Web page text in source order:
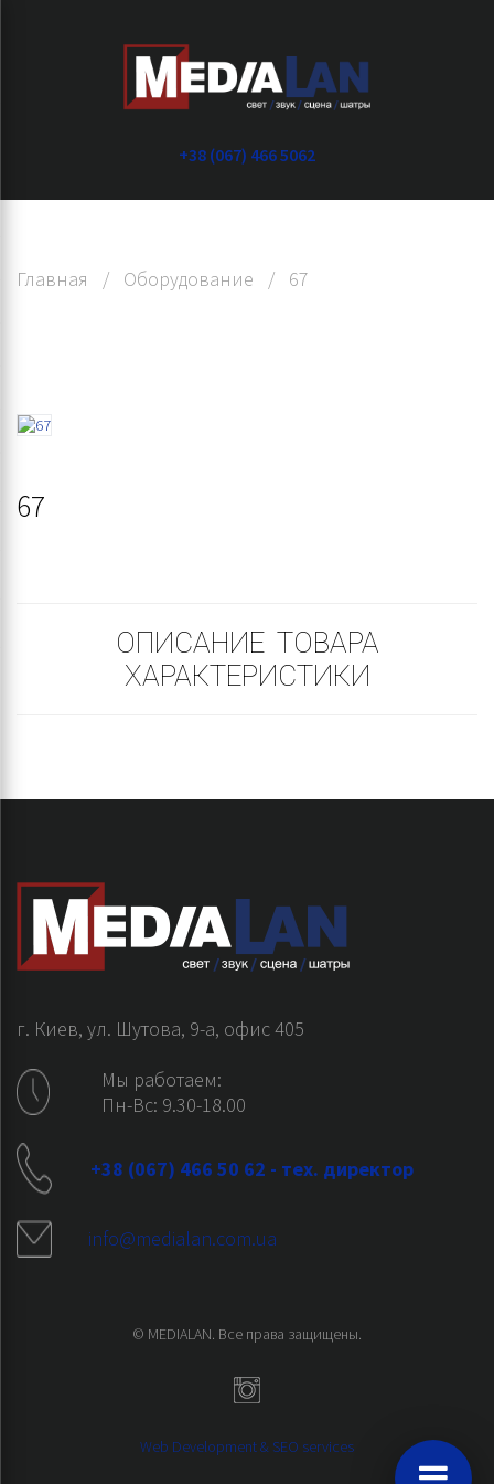
+38 (067) 466 5062
Главная / Оборудование / 67
67
ОПИСАНИЕ ТОВАРА
ХАРАКТЕРИСТИКИ
г. Киев, ул. Шутова, 9-а, офис 405
Мы работаем:
Пн-Вс: 9.30-18.00
+38 (067) 466 50 62 - тех. директор
info@medialan.com.ua
© MEDIALAN. Все права защищены.
Web Development & SEO services